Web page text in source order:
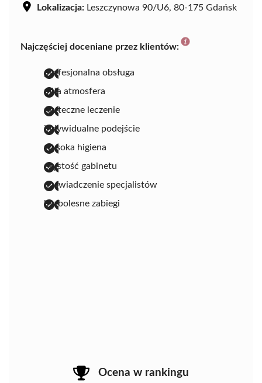
Lokalizacja: Leszczynowa 90/U6, 80-175 Gdańsk
Najczęściej doceniane przez klientów:
profesjonalna obsługa
miła atmosfera
skuteczne leczenie
indywidualne podejście
wysoka higiena
czystość gabinetu
doświadczenie specjalistów
bezbolesne zabiegi
Ocena w rankingu